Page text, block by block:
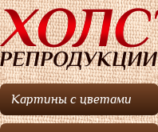
Картины с цветами